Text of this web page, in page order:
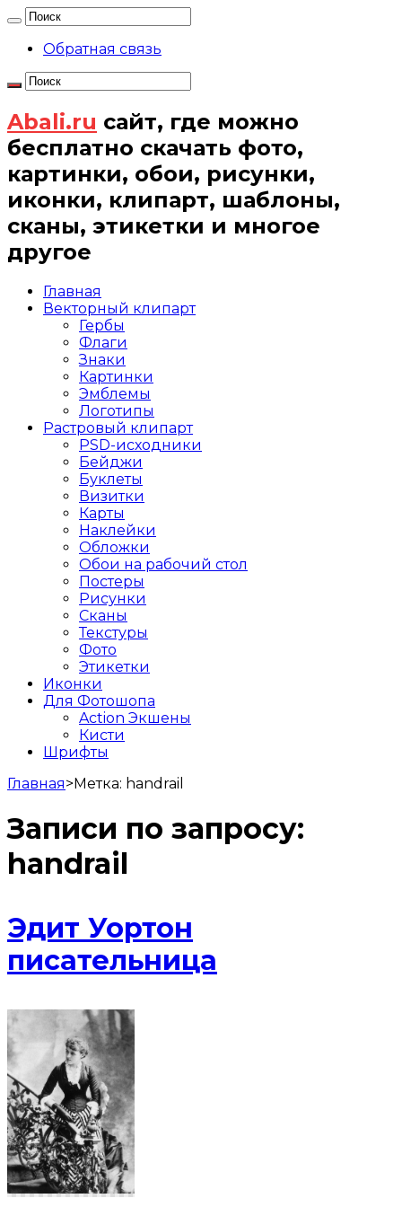
Обратная связь
Abali.ru сайт, где можно
бесплатно скачать фото,
картинки, обои, рисунки,
иконки, клипарт, шаблоны,
сканы, этикетки и многое
другое
Главная
Векторный клипарт
Гербы
Флаги
Знаки
Картинки
Эмблемы
Логотипы
Растровый клипарт
PSD-исходники
Бейджи
Буклеты
Визитки
Карты
Наклейки
Обложки
Обои на рабочий стол
Постеры
Рисунки
Сканы
Текстуры
Фото
Этикетки
Иконки
Для Фотошопа
Action Экшены
Кисти
Шрифты
Главная>Метка: handrail
Записи по запросу:
handrail
Эдит Уортон
писательница